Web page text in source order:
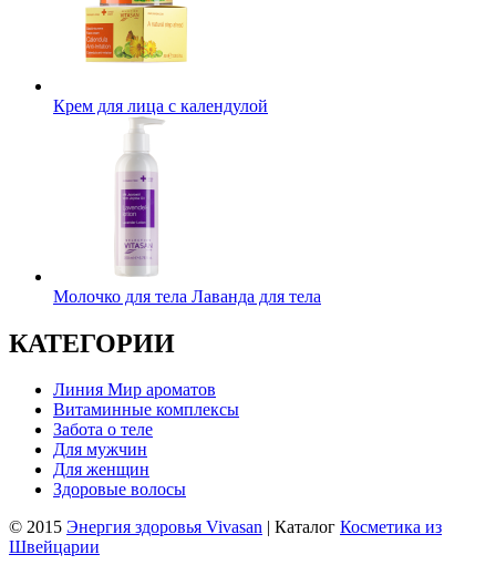
Крем для лица с календулой
Молочко для тела Лаванда для тела
КАТЕГОРИИ
Линия Мир ароматов
Витаминные комплексы
Забота о теле
Для мужчин
Для женщин
Здоровые волосы
© 2015 Энергия здоровья Vivasan | Каталог Косметика из
Швейцарии